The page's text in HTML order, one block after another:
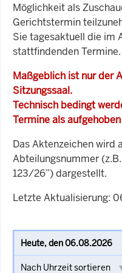
Möglichkeit als
Gerichtstermin
Sie tagesaktuell die im
stattfindenden Termine.
Maßgeblich ist nur der
Sitzungssaal.
Technisch bedingt
Termine als
Das Aktenzeichen wird
Abteilungsnummer
123/26”) dargestellt.
Letzte Aktualisierung: